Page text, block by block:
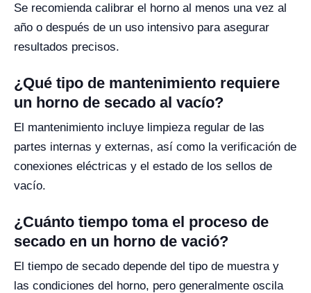
Se recomienda calibrar el horno al menos una vez al
año o después de un uso intensivo para asegurar
resultados precisos.
¿Qué tipo de mantenimiento requiere
un horno de secado al vacío?
El mantenimiento incluye limpieza regular de las
partes internas y externas, así como la verificación de
conexiones eléctricas y el estado de los sellos de
vacío.
¿Cuánto tiempo toma el proceso de
secado en un horno de vació?
El tiempo de secado depende del tipo de muestra y
las condiciones del horno, pero generalmente oscila